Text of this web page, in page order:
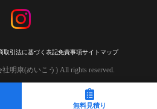
取引法に基づく表記免責事項サイトマップ
明康(めいこう) All rights reserved.
無料見積り